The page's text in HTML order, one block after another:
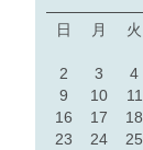
日 月 火
2
3 4
9
10 11
16
17 18
23
24 25